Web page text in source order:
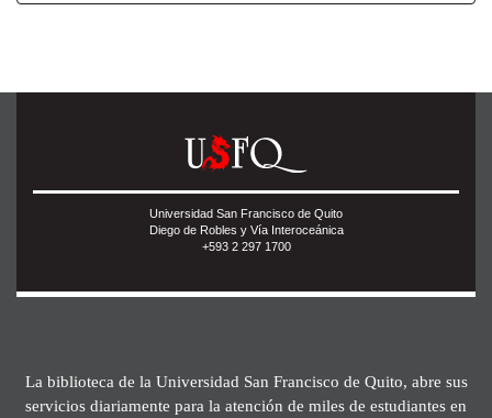
Universidad San Francisco de Quito
Diego de Robles y Vía Interoceánica
+593 2 297 1700
La biblioteca de la Universidad San Francisco de Quito, abre sus
servicios diariamente para la atención de miles de estudiantes en